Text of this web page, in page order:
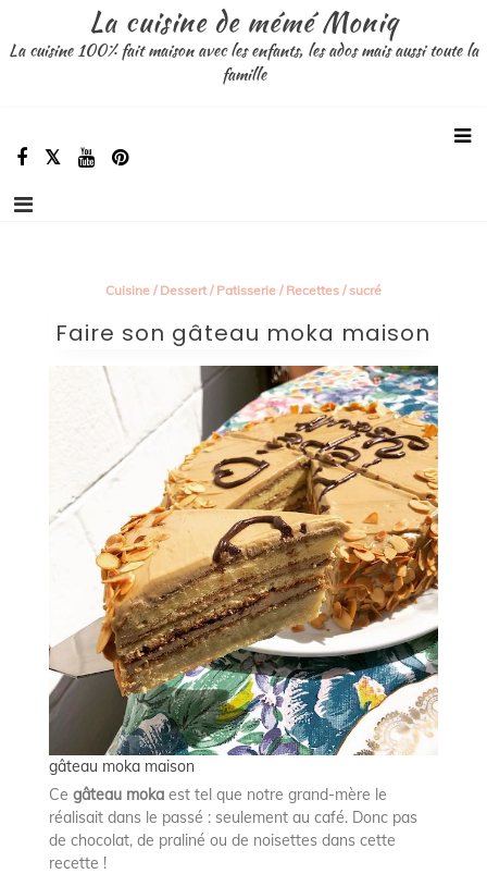
contenu
La cuisine de mémé Moniq
La cuisine 100% fait maison avec les enfants, les ados mais aussi toute la
famille
Cuisine/ Dessert/ Patisserie/ Recettes/ sucré
Faire son gâteau moka maison
gâteau moka maison
Ce gâteau mokaest tel que notre grand-mère le
réalisait dans le passé : seulement au café. Donc pas
de chocolat, de praliné ou de noisettes dans cette
recette !